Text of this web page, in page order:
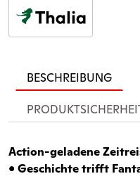
BESCHREIBUNG
Action-geladene
•Geschichte trifft